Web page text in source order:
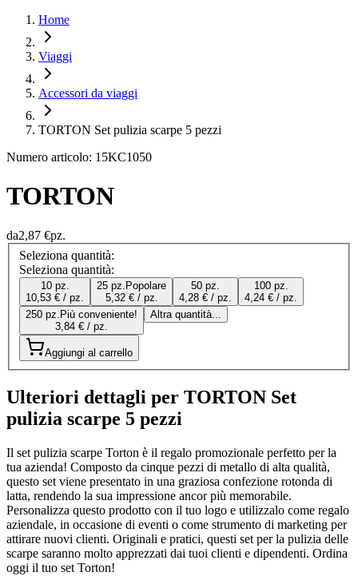
Home
Viaggi
Accessori da viaggi
TORTON Set pulizia scarpe 5 pezzi
Numero articolo: 15KC1050
TORTON
da2,87 €pz.
Seleziona quantità:
Seleziona quantità:
10 pz.
10,53 € / pz.
25 pz. Popolare
5,32 € / pz.
50 pz.
4,28 € / pz.
100 pz.
4,24 € / pz.
250 pz. Più conveniente!
3,84 € / pz.
Altra quantità...
Aggiungi al carrello
Ulteriori dettagli per TORTON Set
pulizia scarpe 5 pezzi
Il set pulizia scarpe Torton è il regalo promozionale perfetto per la
tua azienda! Composto da cinque pezzi di metallo di alta qualità,
questo set viene presentato in una graziosa confezione rotonda di
latta, rendendo la sua impressione ancor più memorabile.
Personalizza questo prodotto con il tuo logo e utilizzalo come regalo
aziendale, in occasione di eventi o come strumento di marketing per
attirare nuovi clienti. Originali e pratici, questi set per la pulizia delle
scarpe saranno molto apprezzati dai tuoi clienti e dipendenti. Ordina
oggi il tuo set Torton!